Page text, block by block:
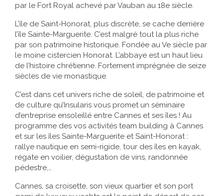
par le Fort Royal achevé par Vauban au 18e siècle.
L’île de Saint-Honorat, plus discrète, se cache derrière
l’île Sainte-Marguerite. C’est malgré tout la plus riche
par son patrimoine historique. Fondée au Ve siècle par
le moine cistercien Honorat. L’abbaye est un haut lieu
de l’histoire chrétienne. Fortement imprégnée de seize
siècles de vie monastique.
C’est dans cet univers riche de soleil, de patrimoine et
de culture qu’Insularis vous promet un séminaire
d’entreprise ensoleillé entre Cannes et ses îles ! Au
programme des vos activités team building à Cannes
et sur les îles Sainte-Marguerite et Saint-Honorat :
rallye nautique en semi-rigide, tour des îles en kayak,
régate en voilier, dégustation de vins, randonnée
pédestre,…
Cannes, sa croisette, son vieux quartier et son port